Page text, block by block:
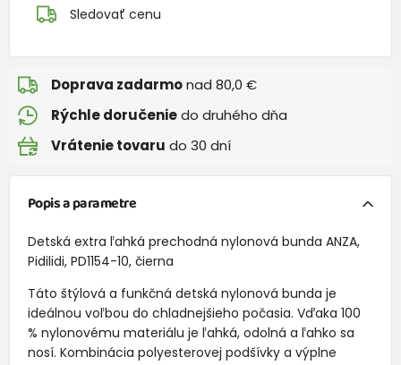
Sledovať cenu
Doprava zadarmonad 80,0 €
Rýchle doručeniedo druhého dňa
Vrátenie tovaru do 30 dní
Popis a parametre
Detská extra ľahká prechodná nylonová bunda ANZA,
Pidilidi, PD1154-10, čierna
Táto štýlová a funkčná detská nylonová bunda je
ideálnou voľbou do chladnejšieho počasia. Vďaka 100
% nylonovému materiálu je ľahká, odolná a ľahko sa
nosí. Kombinácia polyesterovej podšívky a výplne